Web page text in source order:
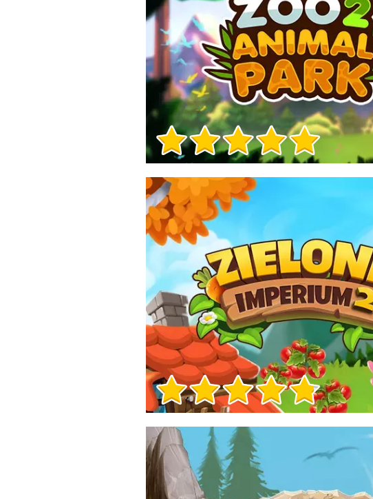
Informacje o grze
Informacje o grze